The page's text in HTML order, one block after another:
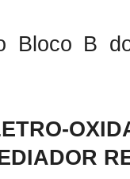
Bloco B